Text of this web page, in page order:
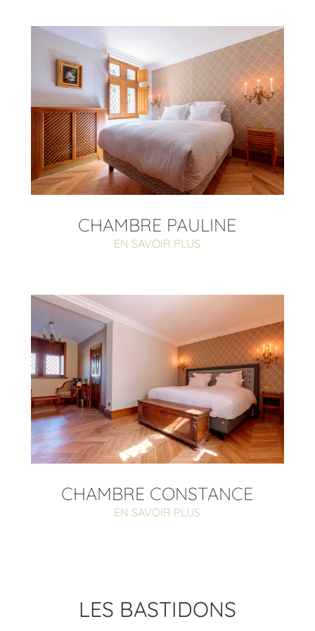
CHAMBRE PAULINE
EN SAVOIR PLUS
CHAMBRE CONSTANCE
EN SAVOIR PLUS
LES BASTIDONS